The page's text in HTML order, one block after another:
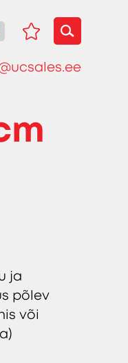
ja
põlev
või